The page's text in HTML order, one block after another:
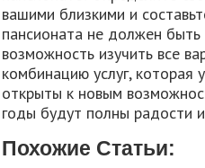
вашими близкими и
пансионата не должен
возможность изучить все
комбинацию услуг, которая
открыты к новым
годы будут полны радости
Похожие Статьи: